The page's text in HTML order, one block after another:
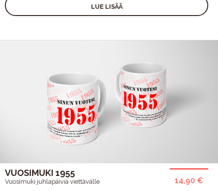
LUE LISÄÄ
14,90 €
VUOSIMUKI 1955
Vuosimuki juhlapäiviä viettävälle